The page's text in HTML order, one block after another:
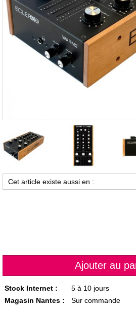
Stock Internet :
5 à 10 jours
Magasin Nantes :
Sur commande